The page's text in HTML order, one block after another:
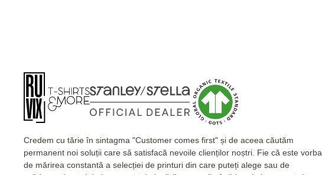
Credem cu tărie în sintagma "Customer comes first" și de aceea căutăm
permanent noi soluții care să satisfacă nevoile clienților noștri. Fie că este vorba
de mărirea constantă a selecției de printuri din care puteți alege sau de